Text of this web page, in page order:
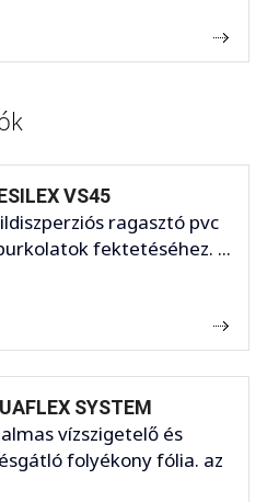
VS45
ragasztó pvc
fektetéséhez. ...
SYSTEM
vízszigetelő és
folyékony fólia. az